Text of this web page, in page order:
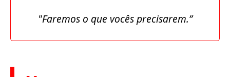
"Faremos o que vocês precisarem.”